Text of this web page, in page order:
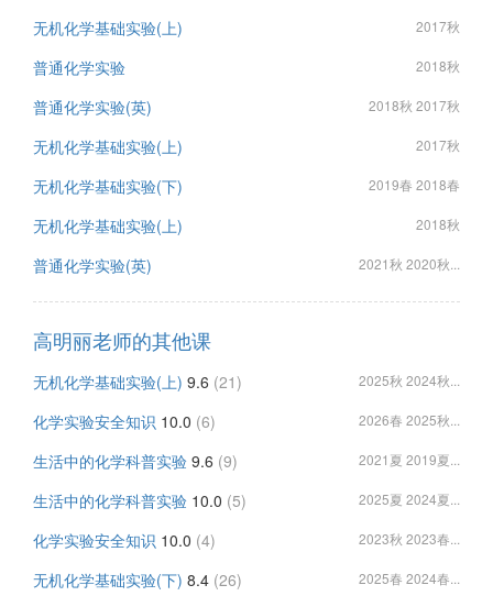
无机化学基础实验(上) 2017秋
普通化学实验 2018秋
普通化学实验(英) 2018秋 2017秋
无机化学基础实验(上) 2017秋
无机化学基础实验(下) 2019春 2018春
无机化学基础实验(上) 2018秋
普通化学实验(英) 2021秋 2020秋...
高明丽老师的其他课
无机化学基础实验(上) 9.6 (21) 2025秋 2024秋...
化学实验安全知识 10.0 (6) 2026春 2025秋...
生活中的化学科普实验 9.6 (9) 2021夏 2019夏...
生活中的化学科普实验 10.0 (5) 2025夏 2024夏...
化学实验安全知识 10.0 (4) 2023秋 2023春...
无机化学基础实验(下) 8.4 (26) 2025春 2024春...